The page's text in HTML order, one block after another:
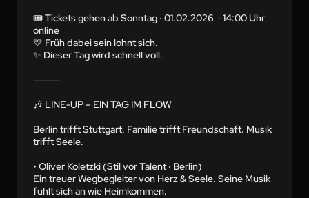
🎟️ Tickets gehen ab Sonntag · 01.02.2026  · 14:00 Uhr
online
💛 Früh dabei sein lohnt sich.
✨ Dieser Tag wird schnell voll.
⸻
🎶 LINE-UP – EIN TAG IM FLOW
Berlin trifft Stuttgart. Familie trifft Freundschaft. Musik
trifft Seele.
• Oliver Koletzki (Stil vor Talent · Berlin)
Ein treuer Wegbegleiter von Herz & Seele. Seine Musik
fühlt sich an wie Heimkommen.